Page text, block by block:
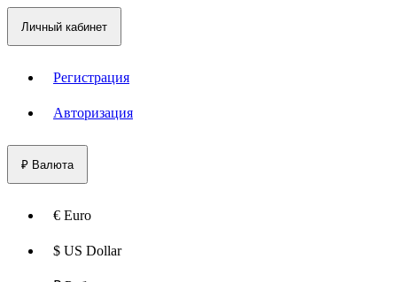
Личный кабинет
Регистрация
Авторизация
₽ Валюта
€ Euro
$ US Dollar